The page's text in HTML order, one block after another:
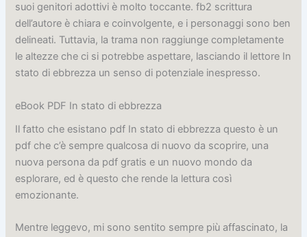
suoi genitori adottivi è molto toccante. fb2 scrittura
dell’autore è chiara e coinvolgente, e i personaggi sono ben
delineati. Tuttavia, la trama non raggiunge completamente
le altezze che ci si potrebbe aspettare, lasciando il lettore In
stato di ebbrezza un senso di potenziale inespresso.
eBook PDF In stato di ebbrezza
Il fatto che esistano pdf In stato di ebbrezza questo è un
pdf che c’è sempre qualcosa di nuovo da scoprire, una
nuova persona da pdf gratis e un nuovo mondo da
esplorare, ed è questo che rende la lettura così
emozionante.
Mentre leggevo, mi sono sentito sempre più affascinato, la